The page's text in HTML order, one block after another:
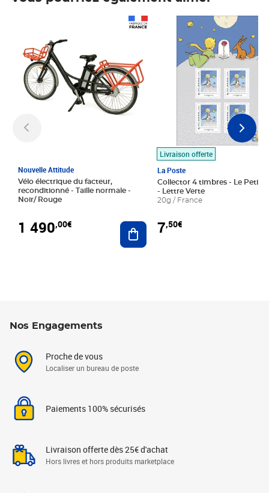
Nouvelle Attitude
Vélo électrique du facteur,
reconditionné - Taille normale -
Noir/ Rouge
1 490,00€ Ajouter au panier
Livraison offerte
La Poste
Collector 4 timbres - Le Petit
- Lettre Verte
20g / France
7,50€
Prix 7,50€
Nos Engagements
Proche de vous
Localiser un bureau de poste
Paiements 100% sécurisés
Livraison offerte dès 25€ d'achat
Hors livres et hors produits marketplace